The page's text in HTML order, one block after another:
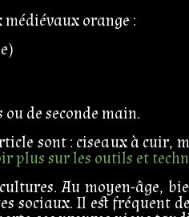
orange :
de seconde main.
sont : ciseaux à cuir,
plus sur les outils et
Au moyen-âge,
sociaux. Il est fréquent